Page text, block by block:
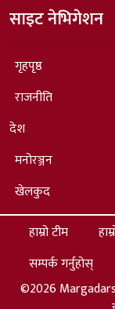
साइट नेभिगेशन
गृहपृष्ठ
राजनीति
देश
मनोरञ्जन
खेलकुद
हाम्रो टीम
सम्पर्क गर्नुहोस्
©2026